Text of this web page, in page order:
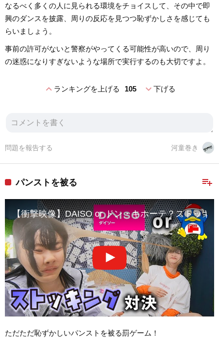
なるべく多くの人に見られる環境をチョイスして、その中で即
興のダンスを披露、周りの反応を見つつ恥ずかしさを感じても
らいましょう。
事前の許可がないと警察がやってくる可能性が高いので、周り
の迷惑になりすぎないような場所で実行するのも大切ですよ。
expand_lessランキングを上げる 105 expand_more下げる
河童巻き
問題を報告する
playlist_add
パンストを被る
【衝撃映像】DAISO or ドン・キホーテ？ストッ
ただただ恥ずかしいパンストを被る罰ゲーム！